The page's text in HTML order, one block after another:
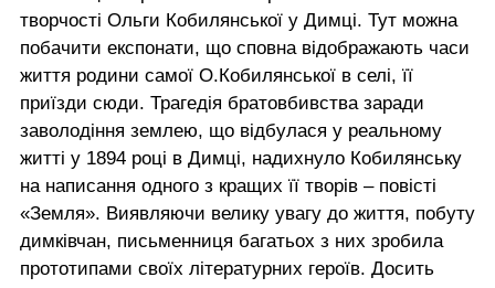
творчості Ольги Кобилянської у Димці. Тут можна
побачити експонати, що сповна відображають часи
життя родини самої О.Кобилянської в селі, її
приїзди сюди. Трагедія братовбивства заради
заволодіння землею, що відбулася у реальному
житті у 1894 році в Димці, надихнуло Кобилянську
на написання одного з кращих її творів – повісті
«Земля». Виявляючи велику увагу до життя, побуту
димківчан, письменниця багатьох з них зробила
прототипами своїх літературних героїв. Досить